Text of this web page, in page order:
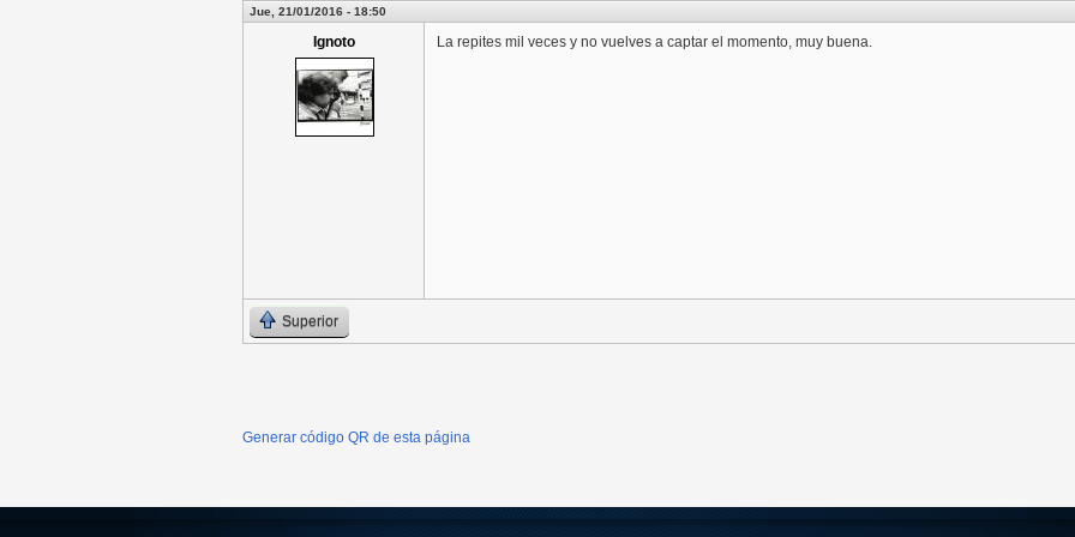
Jue, 21/01/2016 - 18:50
Ignoto La repites mil veces y no vuelves a captar el momento, muy buena.
Superior
Generar código QR de esta página